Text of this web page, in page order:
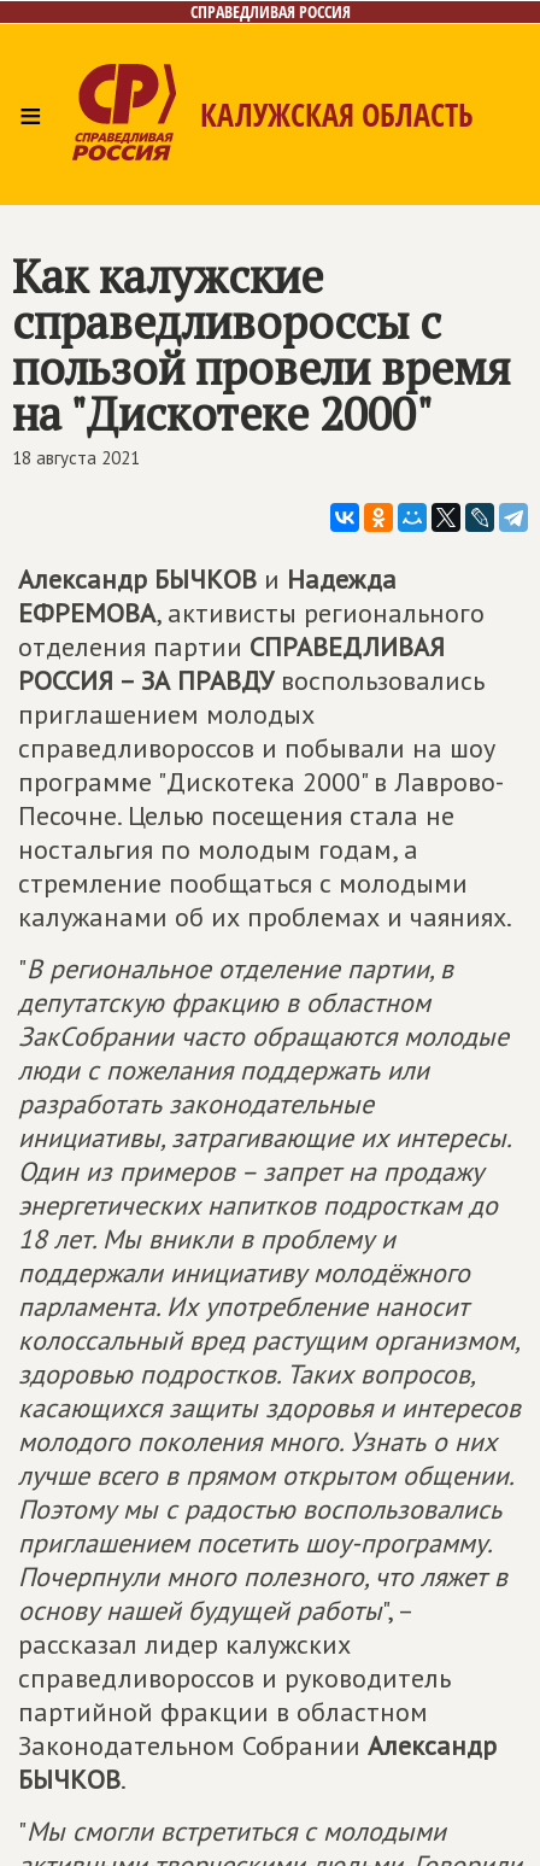
СПРАВЕДЛИВАЯ РОССИЯ
≡ КАЛУЖСКАЯ ОБЛАСТЬ
Как калужские
справедливороссы с
пользой провели время
на "Дискотеке 2000"
18 августа 2021
Александр БЫЧКОВ и Надежда
ЕФРЕМОВА, активисты регионального
отделения партии СПРАВЕДЛИВАЯ
РОССИЯ – ЗА ПРАВДУвоспользовались
приглашением молодых
справедливороссов и побывали на шоу
программе "Дискотека 2000" в Лаврово-
Песочне. Целью посещения стала не
ностальгия по молодым годам, а
стремление пообщаться с молодыми
калужанами об их проблемах и чаяниях.
"В региональное отделение партии, в
депутатскую фракцию в областном
ЗакСобрании часто обращаются молодые
люди с пожелания поддержать или
разработать законодательные
инициативы, затрагивающие их интересы.
Один из примеров – запрет на продажу
энергетических напитков подросткам до
18 лет. Мы вникли в проблему и
поддержали инициативу молодёжного
парламента. Их употребление наносит
колоссальный вред растущим организмом,
здоровью подростков. Таких вопросов,
касающихся защиты здоровья и интересов
молодого поколения много. Узнать о них
лучше всего в прямом открытом общении.
Поэтому мы с радостью воспользовались
приглашением посетить шоу-программу.
Почерпнули много полезного, что ляжет в
основу нашей будущей работы", –
рассказал лидер калужских
справедливороссов и руководитель
партийной фракции в областном
Законодательном Собрании Александр
БЫЧКОВ.
"Мы смогли встретиться с молодыми